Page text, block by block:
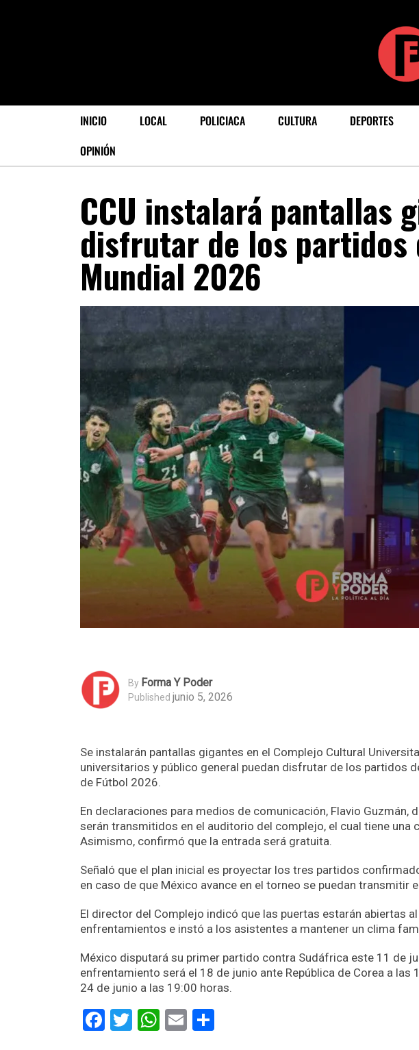
INICIO LOCAL POLICIACA CULTURA DEPORTES
OPINIÓN
CCU instalará pantallas
disfrutar de los partidos
Mundial 2026
By Forma Y Poder
Published junio 5, 2026
Se instalarán pantallas gigantes en el Complejo Cultural
universitarios y público general puedan disfrutar de los partidos
de Fútbol 2026.
En declaraciones para medios de comunicación, Flavio Guzmán,
serán transmitidos en el auditorio del complejo, el cual tiene una
Asimismo, confirmó que la entrada será gratuita.
Señaló que el plan inicial es proyectar los tres partidos
en caso de que México avance en el torneo se puedan transmitir
El director del Complejo indicó que las puertas estarán abiertas
enfrentamientos e instó a los asistentes a mantener un clima
México disputará su primer partido contra Sudáfrica este 11 de
enfrentamiento será el 18 de junio ante República de Corea a
24 de junio a las 19:00 horas.
Facebook
Twitter
WhatsApp
Email